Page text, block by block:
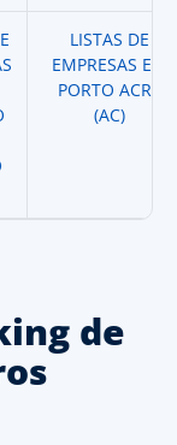
LISTAS DE
EMPRESAS EM
PORTO ACRE
(AC)
de